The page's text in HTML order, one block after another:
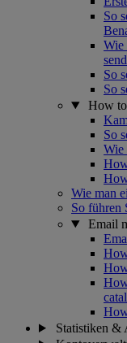
So
Wie
So
So
How to
So
Wie
Wie man
So führen
Email
Statistiken &